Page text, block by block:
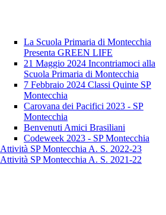
La Scuola Primaria di Montecchia
Presenta GREEN LIFE
21 Maggio 2024 Incontriamoci alla
Scuola Primaria di Montecchia
7 Febbraio 2024 Classi Quinte SP
Montecchia
Carovana dei Pacifici 2023 - SP
Montecchia
Benvenuti Amici Brasiliani
Codeweek 2023 - SP Montecchia
Attività SP Montecchia A. S. 2022-23
Attività SP Montecchia A. S. 2021-22